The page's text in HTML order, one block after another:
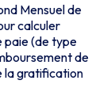
Mensuel de
calculer
paie (de type
de
la gratification